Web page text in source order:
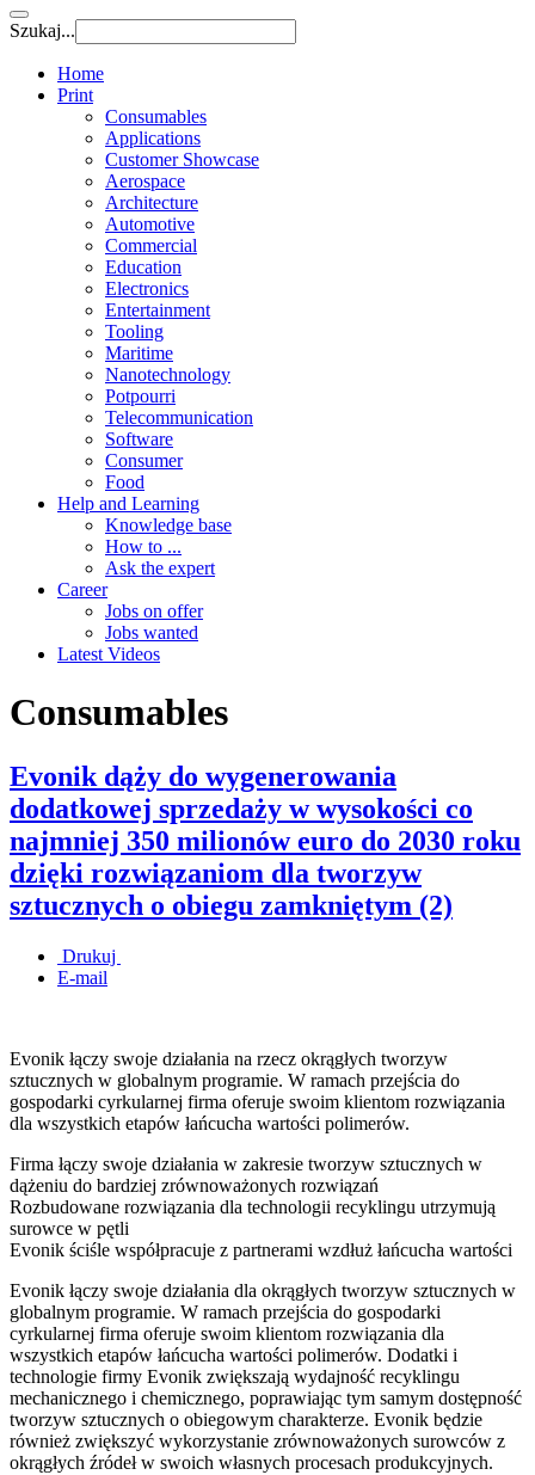
Szukaj...
Home
Print
Consumables
Applications
Customer Showcase
Aerospace
Architecture
Automotive
Commercial
Education
Electronics
Entertainment
Tooling
Maritime
Nanotechnology
Potpourri
Telecommunication
Software
Consumer
Food
Help and Learning
Knowledge base
How to ...
Ask the expert
Career
Jobs on offer
Jobs wanted
Latest Videos
Consumables
Evonik dąży do wygenerowania
dodatkowej sprzedaży w wysokości co
najmniej 350 milionów euro do 2030 roku
dzięki rozwiązaniom dla tworzyw
sztucznych o obiegu zamkniętym (2)
Drukuj
E-mail
Evonik łączy swoje działania na rzecz okrągłych tworzyw
sztucznych w globalnym programie. W ramach przejścia do
gospodarki cyrkularnej firma oferuje swoim klientom rozwiązania
dla wszystkich etapów łańcucha wartości polimerów.
Firma łączy swoje działania w zakresie tworzyw sztucznych w
dążeniu do bardziej zrównoważonych rozwiązań
Rozbudowane rozwiązania dla technologii recyklingu utrzymują
surowce w pętli
Evonik ściśle współpracuje z partnerami wzdłuż łańcucha wartości
Evonik łączy swoje działania dla okrągłych tworzyw sztucznych w
globalnym programie. W ramach przejścia do gospodarki
cyrkularnej firma oferuje swoim klientom rozwiązania dla
wszystkich etapów łańcucha wartości polimerów. Dodatki i
technologie firmy Evonik zwiększają wydajność recyklingu
mechanicznego i chemicznego, poprawiając tym samym dostępność
tworzyw sztucznych o obiegowym charakterze. Evonik będzie
również zwiększyć wykorzystanie zrównoważonych surowców z
okrągłych źródeł w swoich własnych procesach produkcyjnych.